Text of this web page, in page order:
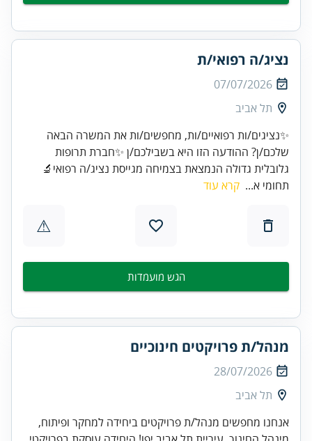
נציג/ה רפואי/ת
07/07/2026
תל אביב
✨נציגים/ות רפואיים/ות, מחפשים/ות את המשרה הבאה
שלכם/ן? ההודעה הזו היא בשבילכם/ן ✨חברת תרופות
גלובלית גדולה הנמצאת בצמיחה מגייסת נציג/ה רפואי🔬
תחומי א... קרא עוד
⚠
הגש מועמדות
מנהל/ת פרויקטים חינוכיים
28/07/2026
תל אביב
אנחנו מחפשים מנהל/ת פרויקטים ביחידה למחקר ופיתוח,